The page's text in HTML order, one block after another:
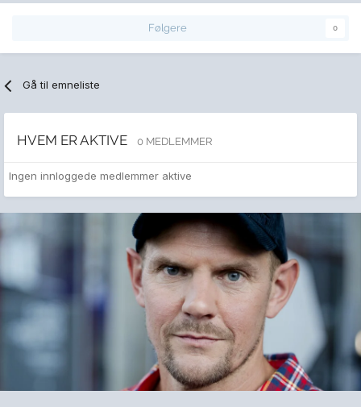
Følgere 0
Gå til emneliste
HVEM ER AKTIVE 0 MEDLEMMER
Ingen innloggede medlemmer aktive